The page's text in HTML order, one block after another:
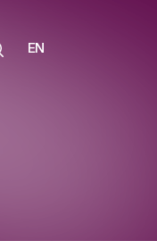
EN